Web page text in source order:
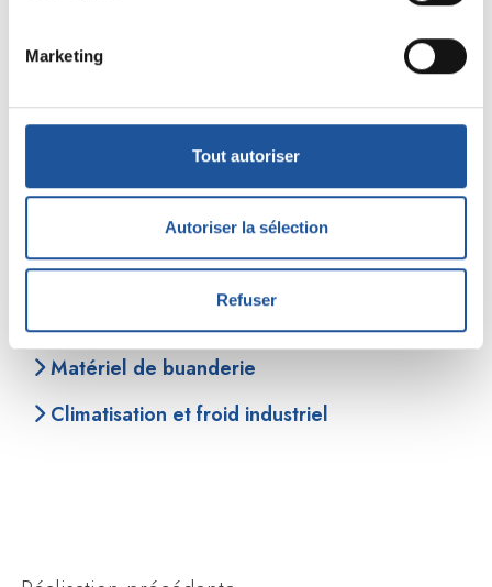
Marketing
Tout autoriser
Autoriser la sélection
Refuser
Équipement froid
Équipement de lavage
Matériel de préparation
Mobilier inox
Matériel de buanderie
Climatisation et froid industriel